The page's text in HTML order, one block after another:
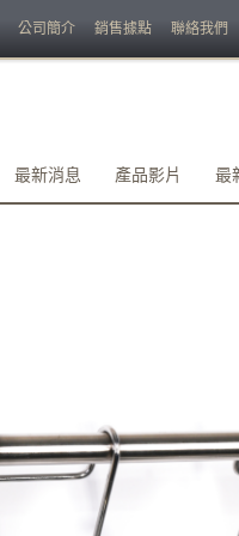
公司簡介 銷售據點 聯絡我們
最新消息 產品影片 最